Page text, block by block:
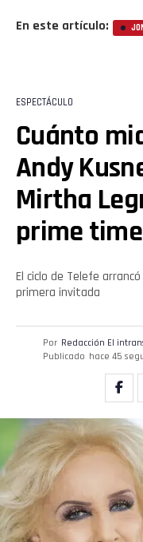
En este artículo:
ESPECTÁCULO
Cuánto
Andy
Mirtha
prime time
El ciclo de Telefe
primera invitada
Por Redacción El
Publicado hace 45
Email